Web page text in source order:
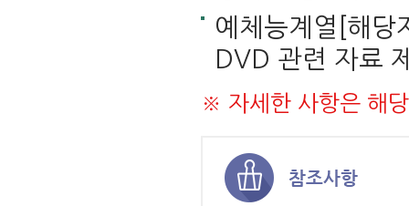
예체능계열[해당
DVD 관련 자료
※ 자세한 사항은 해